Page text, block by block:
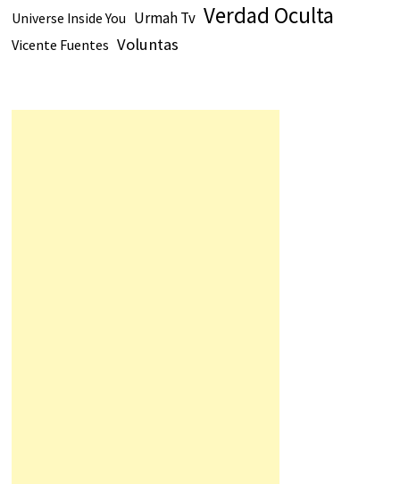
Universe Inside You Urmah Tv Verdad Oculta
Vicente Fuentes Voluntas